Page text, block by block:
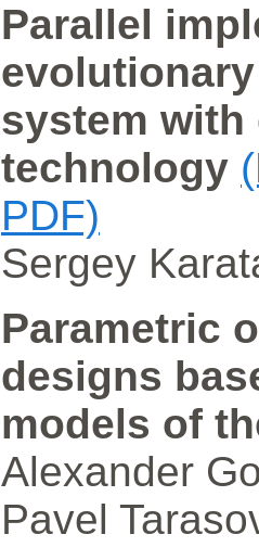
Parallel
system with
technology
PDF)
Sergey
Parametric
designs
models of
Alexander
Pavel